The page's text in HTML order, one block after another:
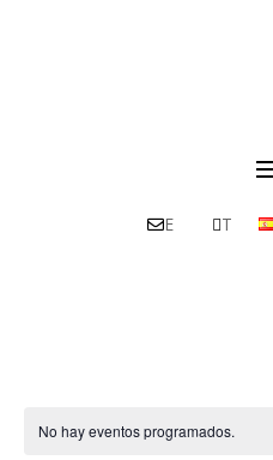
E T
No hay eventos programados.